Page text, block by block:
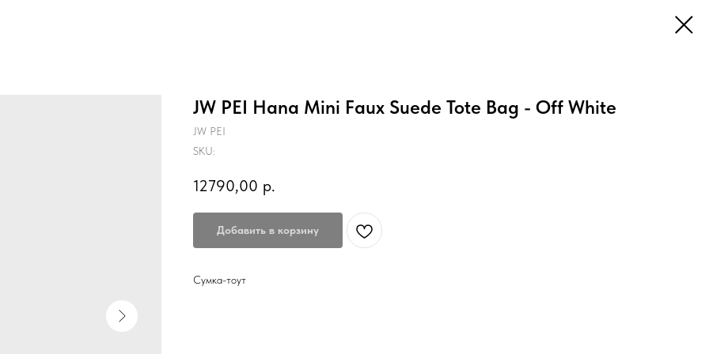
JW PEI Hana Mini Faux Suede Tote Bag - Off White
JW PEI
SKU:
12790,00 р.
Добавить в корзину
Сумка-тоут